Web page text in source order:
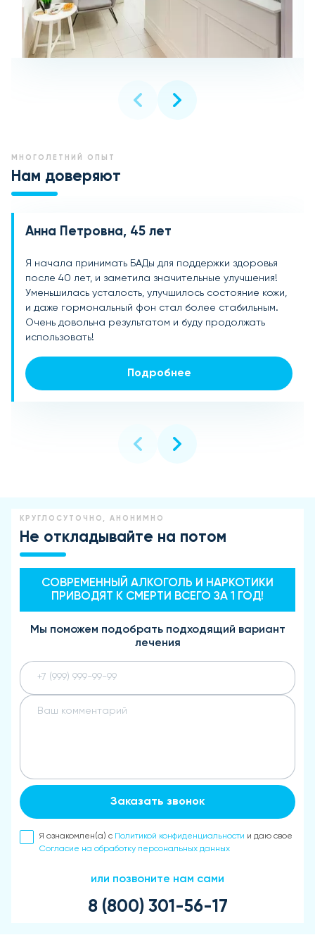
МНОГОЛЕТНИЙ ОПЫТ
Нам доверяют
Анна Петровна, 45 лет
Я начала принимать БАДы для поддержки здоровья
после 40 лет, и заметила значительные улучшения!
Уменьшилась усталость, улучшилось состояние кожи,
и даже гормональный фон стал более стабильным.
Очень довольна результатом и буду продолжать
использовать!
Подробнее
Мария Сергеевна, 48 лет
После 40 лет начала замечать, что тело изменяется,
а энергии стало не хватать. Эти БАДы стали для меня
настоящим спасением. Чувствую себя намного
лучше, волосы стали крепче, а настроение
улучшилось. Рекомендую всем женщинам после 40!
Подробнее
Елена Викторовна, 52 года
Прекрасные БАДы! Приняла решение попробовать
для поддержания здоровья, и не пожалела. Они
помогли мне улучшить самочувствие, стали легче
переносить возрастные изменения. Появилась
энергия, кожа стала более упругой и свежей.
Подробнее
КРУГЛОСУТОЧНО, АНОНИМНО
Не откладывайте на потом
СОВРЕМЕННЫЙ АЛКОГОЛЬ И НАРКОТИКИ
ПРИВОДЯТ К СМЕРТИ ВСЕГО ЗА 1 ГОД!
Мы поможем подобрать подходящий вариант
лечения
Заказать звонок
Я ознакомлен(а) с Политикой конфиденциальности и даю свое
Согласие на обработку персональных данных
или позвоните нам сами
8 (800) 301-56-17